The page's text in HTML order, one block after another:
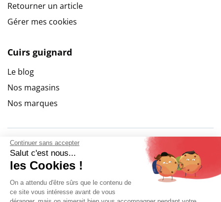
Continuer sans accepter
Salut c'est nous...
les Cookies !
On a attendu d'être sûrs que le contenu de
ce site vous intéresse avant de vous
Retourner un article
Gérer mes cookies
Cuirs guignard
Le blog
Nos magasins
Nos marques